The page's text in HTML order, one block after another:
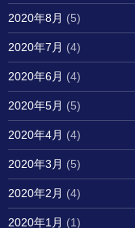
2020年8月 (5)
2020年7月 (4)
2020年6月 (4)
2020年5月 (5)
2020年4月 (4)
2020年3月 (5)
2020年2月 (4)
2020年1月 (1)